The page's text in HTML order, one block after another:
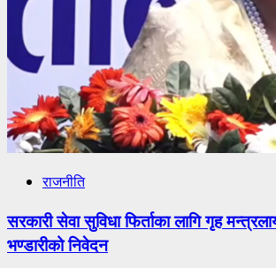
राजनीति
सरकारी सेवा सुविधा फिर्ताका लागि गृह
भण्डारीको निवेदन